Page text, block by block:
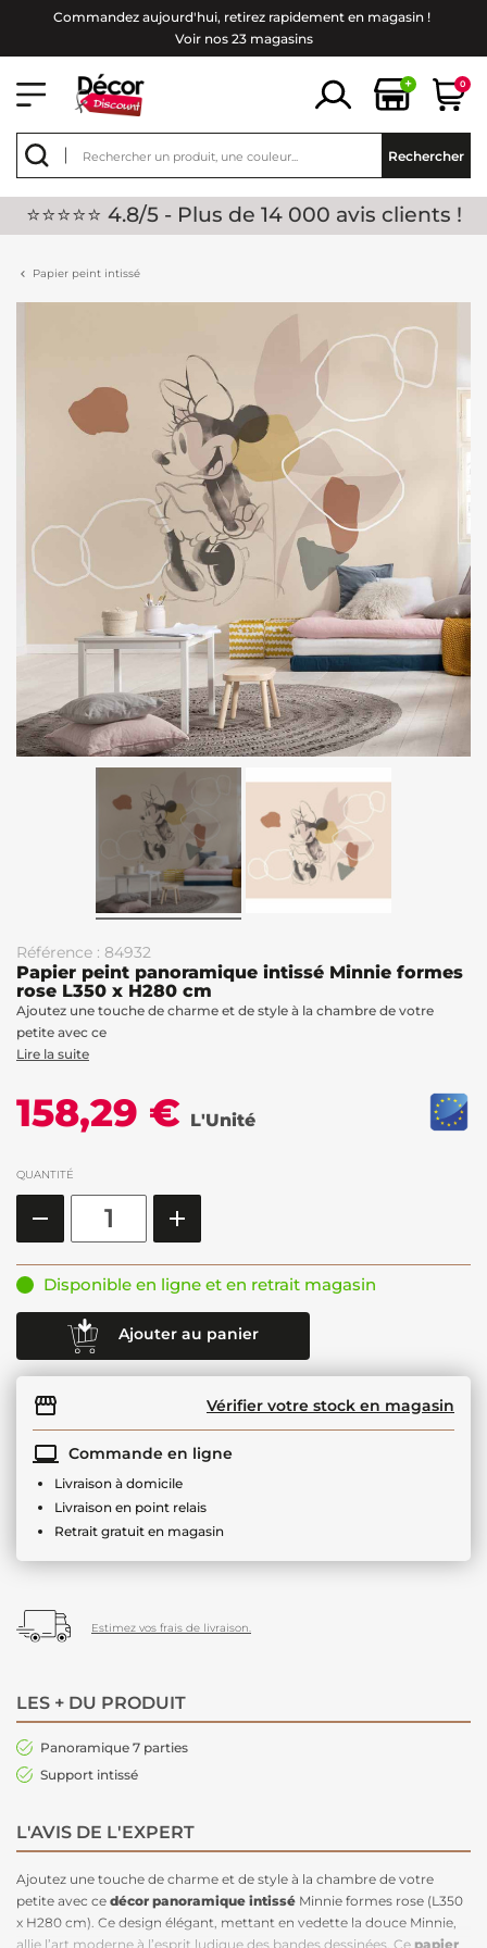
Commandez aujourd'hui, retirez rapidement en magasin !
Voir nos 23 magasins
+ 0
Rechercher
⭐⭐⭐⭐⭐ 4.8/5 - Plus de 14 000 avis clients !
Papier peint intissé
Référence : 84932
Papier peint panoramique intissé Minnie formes
rose L350 x H280 cm
Ajoutez une touche de charme et de style à la chambre de votre
petite avec ce
Lire la suite
158,29 € L'Unité
QUANTITÉ
Disponible en ligne et en retrait magasin
Ajouter au panier
Vérifier votre stock en magasin
Commande en ligne
Livraison à domicile
Livraison en point relais
Retrait gratuit en magasin
Estimez vos frais de livraison.
LES + DU PRODUIT
Panoramique 7 parties
Support intissé
L'AVIS DE L'EXPERT
Ajoutez une touche de charme et de style à la chambre de votre
petite avec ce décor panoramique intissé Minnie formes rose (L350
x H280 cm). Ce design élégant, mettant en vedette la douce Minnie,
allie l’art moderne à l’esprit ludique des bandes dessinées. Ce papier